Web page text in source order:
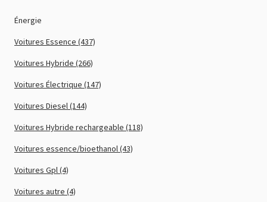
Énergie
Voitures Essence (437)
Voitures Hybride (266)
Voitures Électrique (147)
Voitures Diesel (144)
Voitures Hybride rechargeable (118)
Voitures essence/bioethanol (43)
Voitures Gpl (4)
Voitures autre (4)